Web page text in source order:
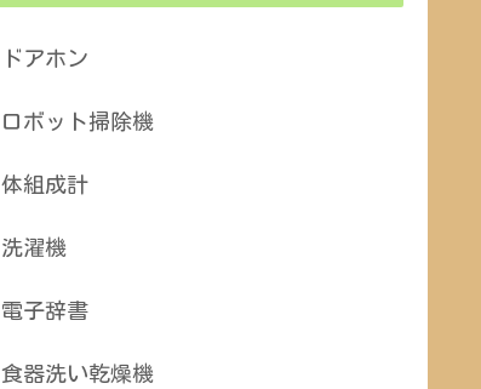
ドアホン
ロボット掃除機
体組成計
洗濯機
電子辞書
食器洗い乾燥機